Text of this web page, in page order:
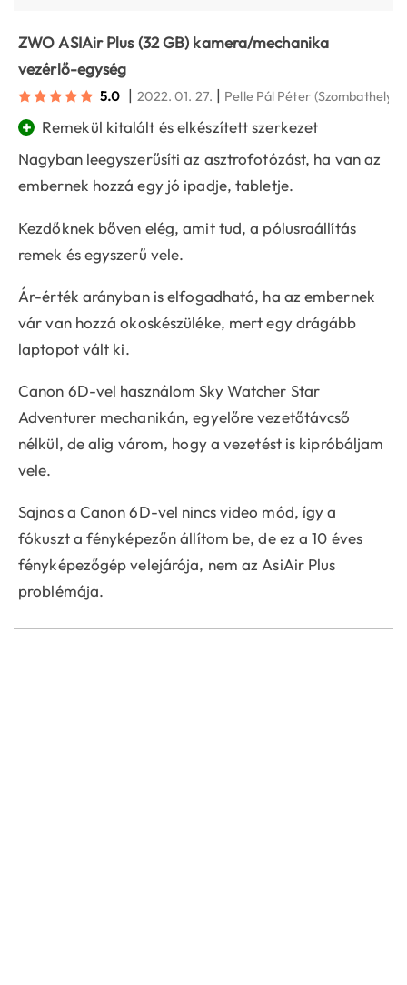
ZWO ASIAir Plus (32 GB) kamera/mechanika
vezérlő-egység
5.0 | 2022. 01. 27. | Pelle Pál Péter (Szombathely)
+
Remekül kitalált és elkészített szerkezet
Nagyban leegyszerűsíti az asztrofotózást, ha van az
embernek hozzá egy jó ipadje, tabletje.
Kezdőknek bőven elég, amit tud, a pólusraállítás
remek és egyszerű vele.
Ár-érték arányban is elfogadható, ha az embernek
vár van hozzá okoskészüléke, mert egy drágább
laptopot vált ki.
Canon 6D-vel használom Sky Watcher Star
Adventurer mechanikán, egyelőre vezetőtávcső
nélkül, de alig várom, hogy a vezetést is kipróbáljam
vele.
Sajnos a Canon 6D-vel nincs video mód, így a
fókuszt a fényképezőn állítom be, de ez a 10 éves
fényképezőgép velejárója, nem az AsiAir Plus
problémája.